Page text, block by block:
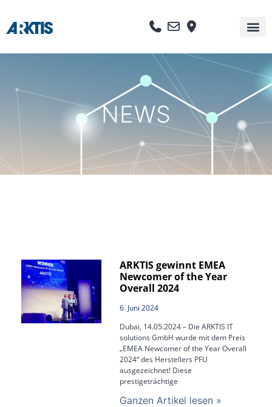
NEWS
ARKTIS gewinnt EMEA
Newcomer of the Year
Overall 2024
6. Juni 2024
Dubai, 14.05.2024 – Die ARKTIS IT
solutions GmbH wurde mit dem Preis
„EMEA Newcomer of the Year Overall
2024“ des Herstellers PFU
ausgezeichnet! Diese
prestigeträchtige
Ganzen Artikel lesen »